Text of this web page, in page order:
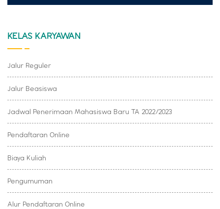
KELAS KARYAWAN
Jalur Reguler
Jalur Beasiswa
Jadwal Penerimaan Mahasiswa Baru TA 2022/2023
Pendaftaran Online
Biaya Kuliah
Pengumuman
Alur Pendaftaran Online